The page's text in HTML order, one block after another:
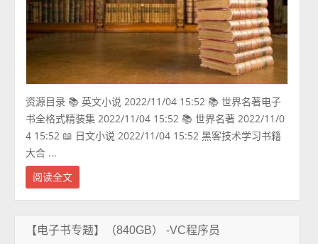
资源目录 📚 英文小说 2022/11/04 15:52 📚 世界名著电子
书全格式精装集 2022/11/04 15:52 📚 世界名著 2022/11/0
4 15:52 📖 日文小说 2022/11/04 15:52 黑客技术学习书籍
大合 ...
阅读全文
【电子书专题】（840GB） -VC程序员